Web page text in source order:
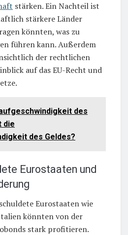
stärken. Ein Nachteil ist
stärkere Länder
könnten, was zu
führen kann. Außerdem
der rechtlichen
auf das EU-Recht und
des
die
des Geldes?
Eurostaaten und
Eurostaaten wie
könnten von der
stark profitieren.